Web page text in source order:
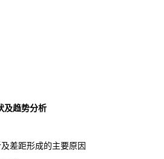
及趋势分析
差距形成的主要原因